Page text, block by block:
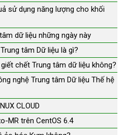
sử dụng năng lượng cho khối
dữ liệu những ngày này
tâm Dữ liệu là gì?
chết Trung tâm dữ liệu không?
nghệ Trung tâm Dữ liệu Thế hệ
CLOUD
MR trên CentOS 6.4